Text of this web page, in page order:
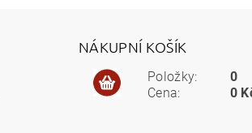
NÁKUPNÍ KOŠÍK
Položky:
Cena:
0
0